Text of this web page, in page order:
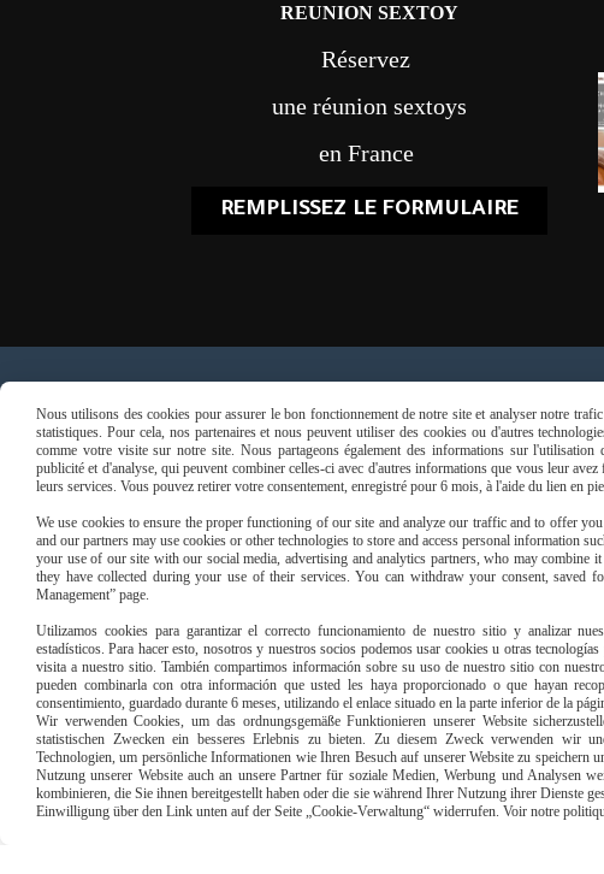
REUNION SEXTOY
Réservez
une réunion sextoys
en France
REMPLISSEZ LE FORMULAIRE
Mentions Légales Conditions
Nous utilisons des cookies pour assurer le bon fonctionnement de notre site et analyser notre
statistiques. Pour cela, nos partenaires et nous peuvent utiliser des cookies ou d'autres
comme votre visite sur notre site. Nous partageons également des informations sur l'utilisation
publicité et d'analyse, qui peuvent combiner celles-ci avec d'autres informations que vous leur
leurs services. Vous pouvez retirer votre consentement, enregistré pour 6 mois, à l'aide du lien en
We use cookies to ensure the proper functioning of our site and analyze our traffic and to offer
and our partners may use cookies or other technologies to store and access personal information
your use of our site with our social media, advertising and analytics partners, who may combine
they have collected during your use of their services. You can withdraw your consent, saved
Management” page.
Utilizamos cookies para garantizar el correcto funcionamiento de nuestro sitio y analizar
estadísticos. Para hacer esto, nosotros y nuestros socios podemos usar cookies u otras
visita a nuestro sitio. También compartimos información sobre su uso de nuestro sitio con
pueden combinarla con otra información que usted les haya proporcionado o que hayan
consentimiento, guardado durante 6 meses, utilizando el enlace situado en la parte inferior de la
Wir verwenden Cookies, um das ordnungsgemäße Funktionieren unserer Website
statistischen Zwecken ein besseres Erlebnis zu bieten. Zu diesem Zweck verwenden wir
Technologien, um persönliche Informationen wie Ihren Besuch auf unserer Website zu speichern
Nutzung unserer Website auch an unsere Partner für soziale Medien, Werbung und Analysen
kombinieren, die Sie ihnen bereitgestellt haben oder die sie während Ihrer Nutzung ihrer Dienste
Einwilligung über den Link unten auf der Seite „Cookie-Verwaltung“ widerrufen. Voir notre